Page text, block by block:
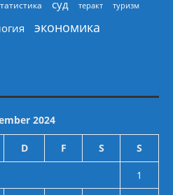
суд теракт туризм
экономика
2024
D F S S
1